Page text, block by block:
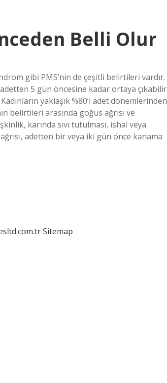
Belli Olur
gibi PMS’nin de çeşitli belirtileri vardır.
5 gün öncesine kadar ortaya çıkabilir
yaklaşık %80’i adet dönemlerinden
belirtileri arasında göğüs ağrısı ve
karında sıvı tutulması, ishal veya
adetten bir veya iki gün önce kanama
Sitemap